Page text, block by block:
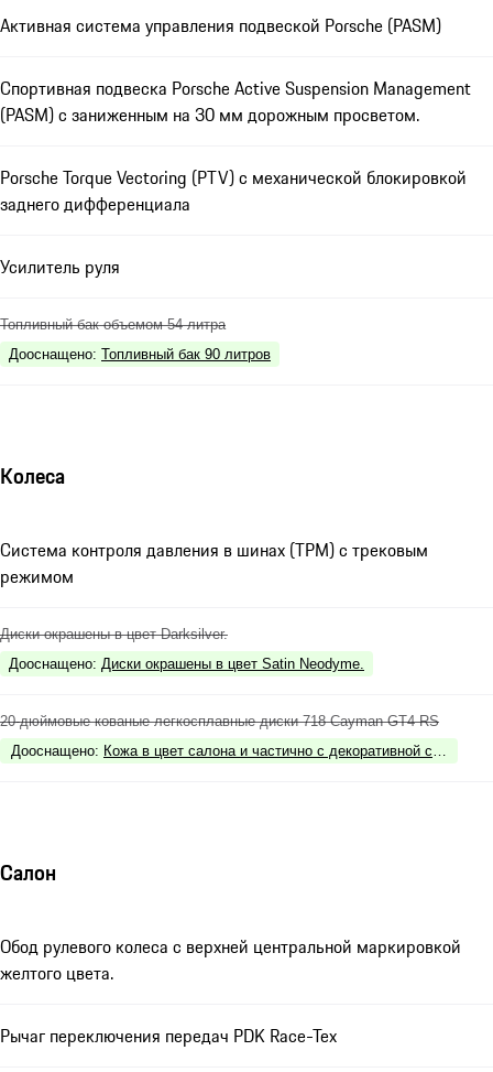
Активная система управления подвеской Porsche (PASM)
Спортивная подвеска Porsche Active Suspension Management
(PASM) с заниженным на 30 мм дорожным просветом.
Porsche Torque Vectoring (PTV) с механической блокировкой
заднего дифференциала
Усилитель руля
Топливный бак объемом 54 литра
Дооснащено: Топливный бак 90 литров
Колеса
Система контроля давления в шинах (TPM) с трековым
режимом
Диски окрашены в цвет Darksilver.
Дооснащено: Диски окрашены в цвет Satin Neodyme.
20-дюймовые кованые легкосплавные диски 718 Cayman GT4 RS
Дооснащено: Кожа в цвет салона и частично с декоративной
Салон
Обод рулевого колеса с верхней центральной маркировкой
желтого цвета.
Рычаг переключения передач PDK Race-Tex